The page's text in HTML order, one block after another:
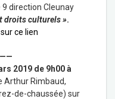
9 direction Cleunay
droits culturels ».
ce lien
2019 de 9h00 à
Arthur Rimbaud,
de-chaussée) sur